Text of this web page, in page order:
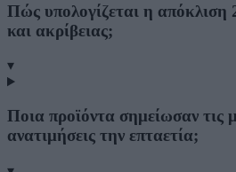
Πώς υπολογίζεται η
και ακρίβειας;
▾
Ποια προϊόντα σημείωσαν τις
ανατιμήσεις την επταετία;